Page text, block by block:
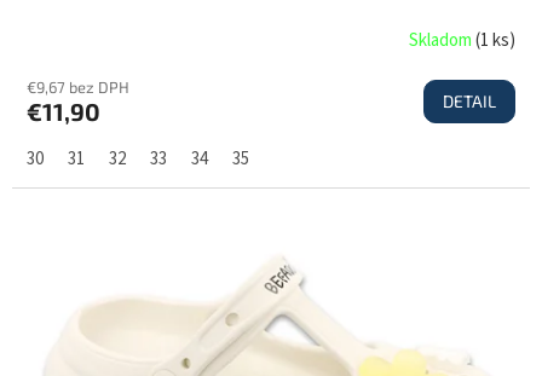
Skladom(1 ks)
€9,67 bez DPH
€11,90 DETAIL
30 31 32 33 34 35